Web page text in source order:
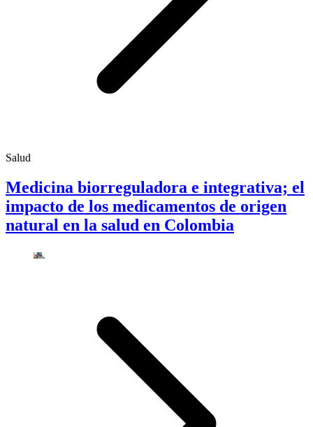
Salud
Medicina biorreguladora e integrativa; el
impacto de los medicamentos de origen
natural en la salud en Colombia